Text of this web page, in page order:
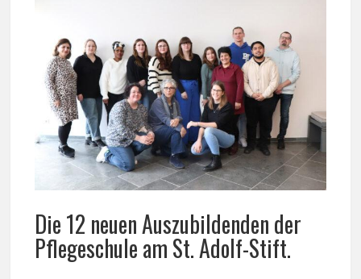
Die 12 neuen Auszubildenden der
Pflegeschule am St. Adolf-Stift.